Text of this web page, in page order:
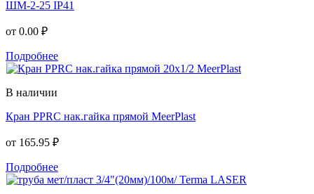
ШМ-2-25 IP41
от 0.00 ₽
Подробнее
В наличии
Кран PPRC нак.гайка прямой MeerPlast
от 165.95 ₽
Подробнее